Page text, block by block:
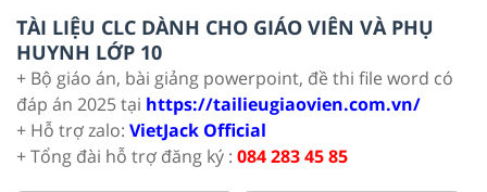
TÀI LIỆU CLC DÀNH CHO GIÁO VIÊN VÀ PHỤ
HUYNH LỚP 10
+ Bộ giáo án, bài giảng powerpoint, đề thi file word có
đáp án 2025 tại https://tailieugiaovien.com.vn/
+ Hỗ trợ zalo: VietJack Official
+ Tổng đài hỗ trợ đăng ký : 084 283 45 85